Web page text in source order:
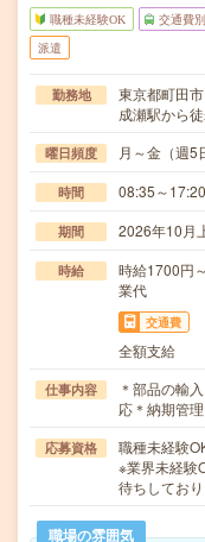
職種未経験OK 交通費
派遣
勤務地
東京都町田市
成瀬駅から
曜日頻度 月～金（週
時間 08:35～
期間 2026年10月
時給
時給1700円
業代
交通費
全額支給
仕事内容
＊部品の輸
応＊納期管
応募資格
職種未経験
※業界未経験
待ちしており
職場の雰囲気